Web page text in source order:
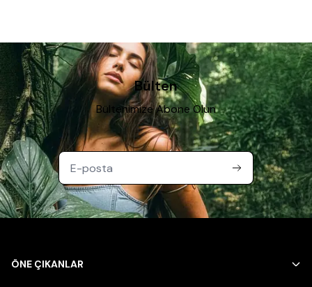
Bülten
Bültenimize Abone Olun
ÖNE ÇIKANLAR